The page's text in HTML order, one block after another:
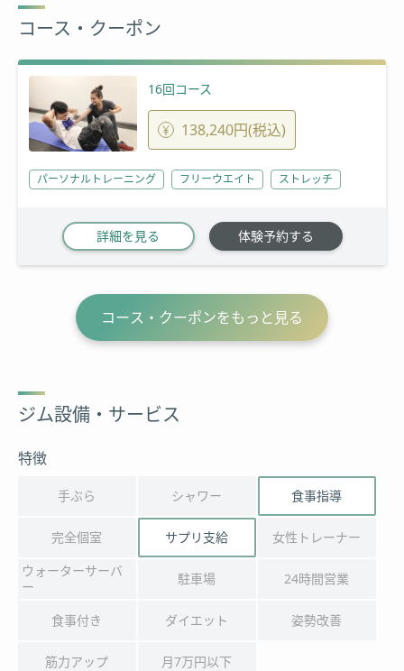
コース・クーポン
16回コース
138,240円(税込)
パーソナルトレーニング フリーウエイト ストレッチ
詳細を見る 体験予約する
コース・クーポンをもっと見る
ジム設備・サービス
特徴
手ぶら シャワー 食事指導
完全個室 サプリ支給
女性トレーナー
ウォーターサーバ
ー
駐車場 24時間営業
食事付き ダイエット 姿勢改善
筋力アップ 月7万円以下